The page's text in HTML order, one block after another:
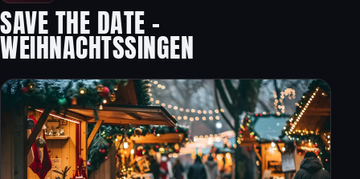
Frauensport
Burgstalllauf
SAVE THE DATE –
WEIHNACHTSSINGEN